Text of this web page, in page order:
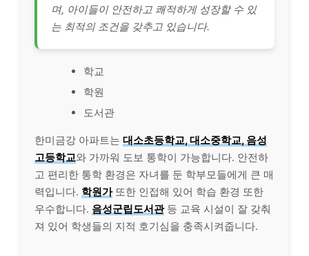
며, 아이들이 안전하고 쾌적하게 성장할 수 있
는 최적의 조건을 갖추고 있습니다.
학교
학원
도서관
한미금강 아파트는 대소초등학교, 대소중학교, 음성
고등학교와 가까워 도보 통학이 가능합니다. 안전하
고 편리한 통학 환경은 자녀를 둔 학부모들에게 큰 매
력입니다. 학원가또한 인접해 있어 학습 환경 또한
우수합니다. 음성군립도서관등 교육 시설이 잘 갖춰
져 있어 학생들의 지적 호기심을 충족시켜줍니다.